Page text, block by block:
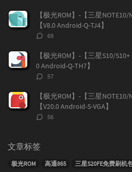
数：
【极光ROM】-【三星NOTE10/
【V8.0 Android-Q-TJ4】
评
数：
69
【极光ROM】-【三星S10/
0 Android-Q-TH7】
评
数：
57
【极光ROM】-【三星NOTE10/
【V20.0 Android-S-VGA】
评
56
文章标签
极光ROM 高通865 三星S20FE免费刷机